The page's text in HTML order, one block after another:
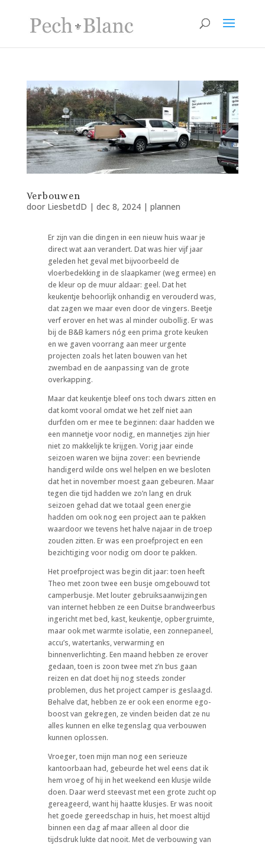
Verbouwen
door LiesbetdD | dec 8, 2024| plannen
​Er zijn van die dingen in een nieuw huis waar je
direct wat aan verandert. Dat was hier vijf jaar
geleden het geval met bijvoorbeeld de
vloerbedekking in de slaapkamer (weg ermee) en
de kleur op de muur aldaar: geel. Dat het
keukentje behoorlijk onhandig en verouderd was,
dat zagen we maar even door de vingers. Beetje
verf erover en het was al minder oubollig. Er was
bij de B&B kamers nóg een prima grote keuken
en we gaven voorrang aan meer urgente
projecten zoals het laten bouwen van het
zwembad en de aanpassing van de grote
overkapping.
Maar dat keukentje bleef ons toch dwars zitten en
dat komt vooral omdat we het zelf niet aan
durfden om er mee te beginnen: daar hadden we
een mannetje voor nodig, en mannetjes zijn hier
niet zo makkelijk te krijgen. Vorig jaar einde
seizoen waren we bijna zover: een bevriende
handigerd wilde ons wel helpen en we besloten
dat het in november moest gaan gebeuren. Maar
tegen die tijd hadden we zo’n lang en druk
seizoen gehad dat we totaal geen energie
hadden om ook nog een project aan te pakken
waardoor we tevens het halve najaar in de troep
zouden zitten. Er was een proefproject en een
bezichtiging voor nodig om door te pakken.
Het proefproject was begin dit jaar: toen heeft
Theo met zoon twee een busje omgebouwd tot
camperbusje. Met louter gebruiksaanwijzingen
van internet hebben ze een Duitse brandweerbus
ingericht met bed, kast, keukentje, opbergruimte,
maar ook met warmte isolatie, een zonnepaneel,
accu’s, watertanks, verwarming en
binnenverlichting. Een maand hebben ze erover
gedaan, toen is zoon twee met z’n bus gaan
reizen en dat doet hij nog steeds zonder
problemen, dus het project camper is geslaagd.
Behalve dat, hebben ze er ook een enorme ego-
boost van gekregen, ze vinden beiden dat ze nu
alles kunnen en elke tegenslag qua verbouwen
kunnen oplossen.
Vroeger, toen mijn man nog een serieuze
kantoorbaan had, gebeurde het wel eens dat ik
hem vroeg of hij in het weekend een klusje wilde
doen. Daar werd steevast met een grote zucht op
gereageerd, want hij haatte klusjes. Er was nooit
het goede gereedschap in huis, het moest altijd
binnen een dag af maar alleen al door die
tijdsdruk lukte dat nooit. Met de verbouwing van